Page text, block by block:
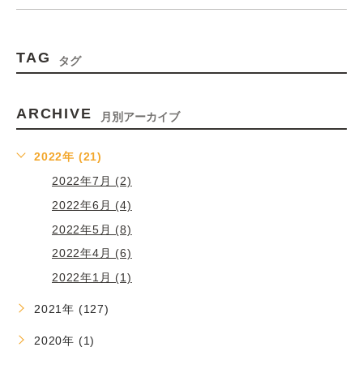
TAG タグ
ARCHIVE 月別アーカイブ
2022年 (21)
2022年7月 (2)
2022年6月 (4)
2022年5月 (8)
2022年4月 (6)
2022年1月 (1)
2021年 (127)
2020年 (1)